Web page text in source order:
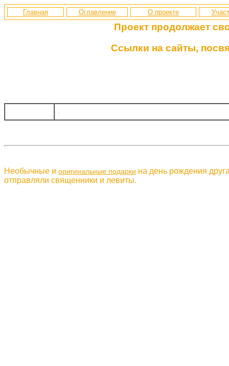
Главная Оглавление О проекте
Проект продолжает
Ссылки на сайты,
.
Необычные и оригинальные подарки на день рождения
отправляли священники и левиты.